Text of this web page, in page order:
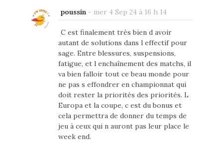
poussin- mer 4 Sep 24 à 16 h 14
C est finalement très bien d avoir
autant de solutions dans l effectif pour
sage. Entre blessures, suspensions,
fatigue, et l enchaînement des matchs, il
va bien falloir tout ce beau monde pour
ne pas s effondrer en championnat qui
doit rester la priorités des priorités. L
Europa et la coupe, c est du bonus et
cela permettra de donner du temps de
jeu à ceux qui n auront pas leur place le
week end.